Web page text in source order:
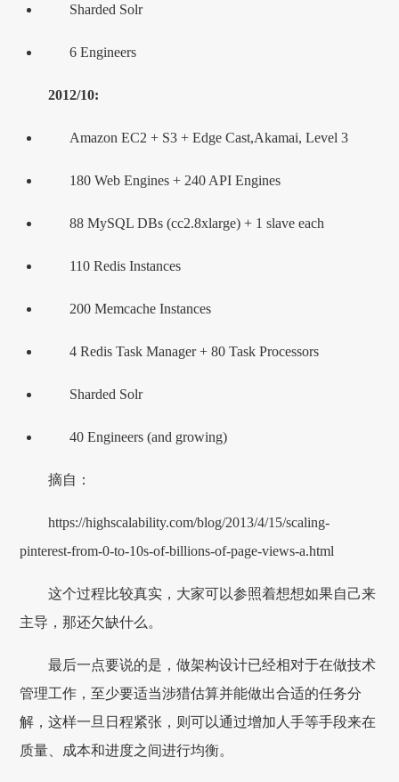
Sharded Solr
6 Engineers
2012/10:
Amazon EC2 + S3 + Edge Cast,Akamai, Level 3
180 Web Engines + 240 API Engines
88 MySQL DBs (cc2.8xlarge) + 1 slave each
110 Redis Instances
200 Memcache Instances
4 Redis Task Manager + 80 Task Processors
Sharded Solr
40 Engineers (and growing)
摘自：
https://highscalability.com/blog/2013/4/15/scaling-
pinterest-from-0-to-10s-of-billions-of-page-views-a.html
这个过程比较真实，大家可以参照着想想如果自己来
主导，那还欠缺什么。
最后一点要说的是，做架构设计已经相对于在做技术
管理工作，至少要适当涉猎估算并能做出合适的任务分
解，这样一旦日程紧张，则可以通过增加人手等手段来在
质量、成本和进度之间进行均衡。